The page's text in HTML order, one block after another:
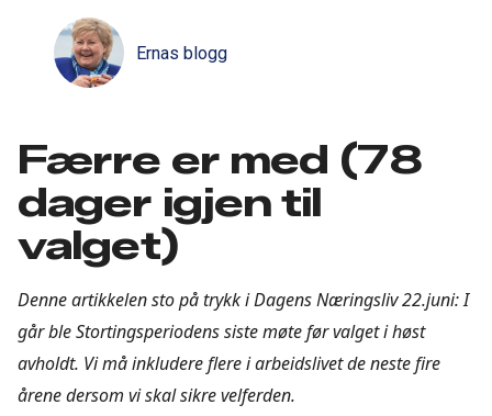
Ernas blogg
Færre er med (78
dager igjen til
valget)
Denne artikkelen sto på trykk i Dagens Næringsliv 22.juni: I
går ble Stortingsperiodens siste møte før valget i høst
avholdt. Vi må inkludere flere i arbeidslivet de neste fire
årene dersom vi skal sikre velferden.